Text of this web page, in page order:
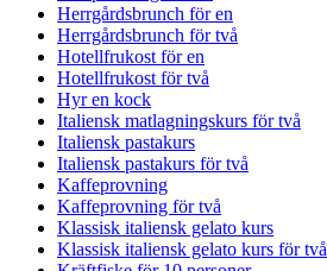
Herrgårdsbrunch för en
Herrgårdsbrunch för två
Hotellfrukost för en
Hotellfrukost för två
Hyr en kock
Italiensk matlagningskurs för två
Italiensk pastakurs
Italiensk pastakurs för två
Kaffeprovning
Kaffeprovning för två
Klassisk italiensk gelato kurs
Klassisk italiensk gelato kurs för två